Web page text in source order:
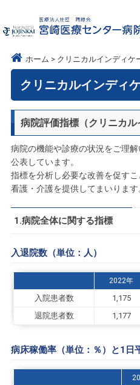
ホーム クリニカルインディケ
クリニカルインディ
病院評価指標（クリニカル
病院の機能や診療の状況をご理
公表しています。
指標を分析し必要な改善を促す
看護・介護を提供してまいります
1.病院全体に関する指標
入退院数（単位：人）
2022年
入院患者数 1,175
退院患者数
1,177
病床稼働率（単位：％）と1日